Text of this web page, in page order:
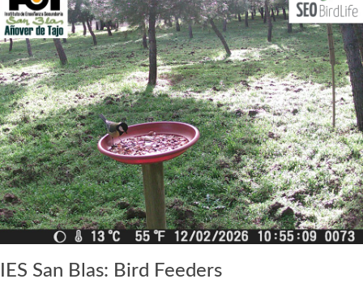
IES San Blas: Bird Feeders